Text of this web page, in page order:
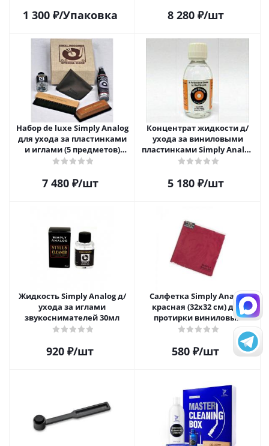
1 300₽/Упаковка 8 280₽/шт
Набор de luxe Simply Analog
для ухода за пластинками
и иглами (5 предметов)
SAVC005
7 480₽/шт
Концентрат жидкости д/
ухода за виниловыми
пластинками Simply Analog
200мл
5 180₽/шт
Жидкость Simply Analog д/
ухода за иглами
звукоснимателей 30мл
920 ₽/шт
Салфетка Simply Analog
красная (32х32 см) для
протирки виниловых
пластинок из микрофибры
580 ₽/шт